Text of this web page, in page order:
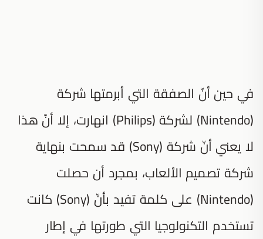
في حين أنّ الصفقة التي أبرمتها شركة
(Nintendo) لشركة (Philips) انهارت، إلا أنّ هذا
لا يعني أنّ شركة (Sony) قد سمحت بنهاية
شركة تصميم الألعاب، بمجرد أن حصلت
(Nintendo) على كلمة تفيد بأنّ (Sony) كانت
تستخدم التكنولوجيا التي طورتها في إطار